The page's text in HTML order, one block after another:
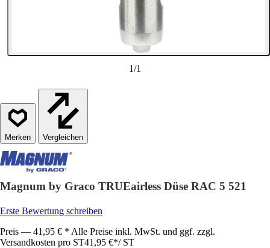
1/1
Vergleichen
Magnum by Graco TRUEairless Düse RAC 5 521
Erste Bewertung schreiben
Preis — 41,95 € * Alle Preise inkl. MwSt. und ggf. zzgl.
Versandkosten pro ST41,95 €*/ ST